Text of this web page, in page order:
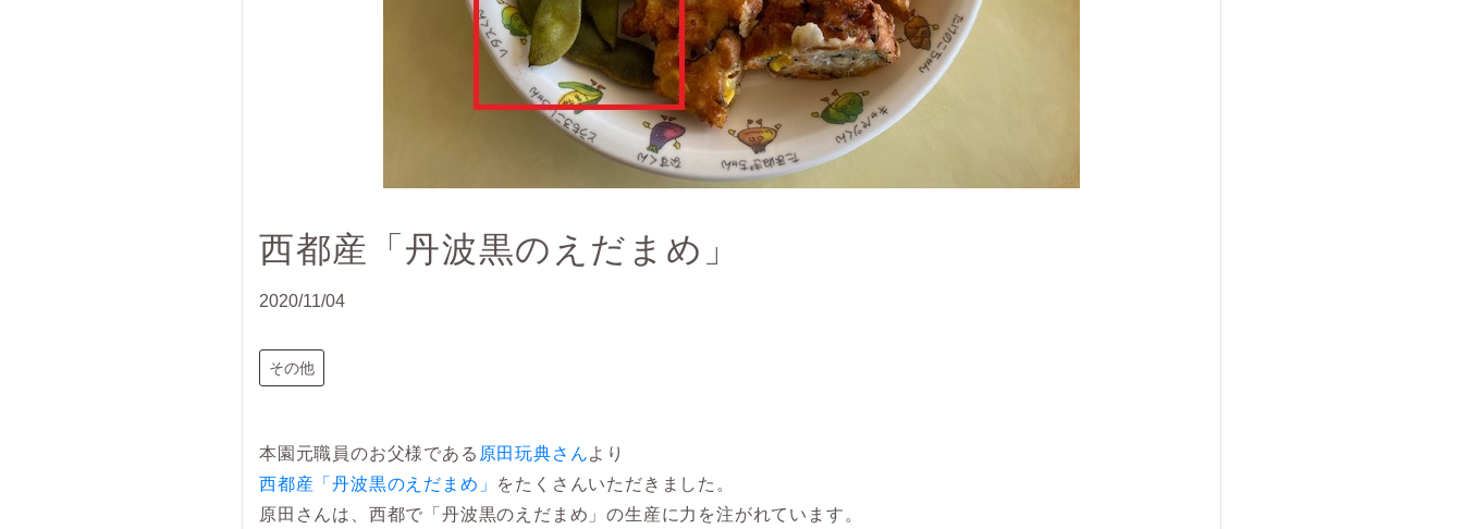
西都産「丹波黒のえだまめ」
2020/11/04
その他
本園元職員のお父様である 原田玩典さんより
西都産「丹波黒のえだまめ」 をたくさんいただきました。
原田さんは、西都で「丹波黒のえだまめ」の生産に力を注がれています。